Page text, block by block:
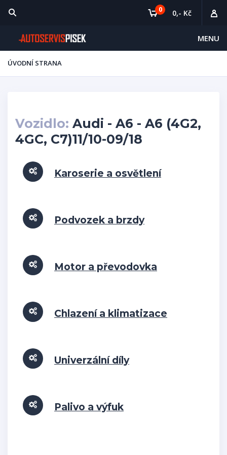
MENU
0 0,- Kč
ÚVODNÍ STRANA
Vozidlo: Audi - A6 - A6 (4G2,
4GC, C7)11/10-09/18
Karoserie a osvětlení
Podvozek a brzdy
Motor a převodovka
Chlazení a klimatizace
Univerzální díly
Palivo a výfuk